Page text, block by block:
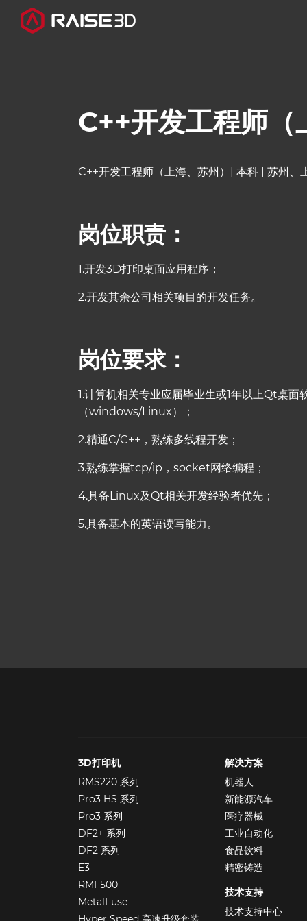
C++开发工程师（
C++开发工程师（上海、苏州）| 本科 | 苏州、
岗位职责：
1.开发3D打印桌面应用程序；
2.开发其余公司相关项目的开发任务。
岗位要求：
1.计算机相关专业应届毕业生或1年以上Qt桌面
（windows/Linux）；
2.精通C/C++，熟练多线程开发；
3.熟练掌握tcp/ip，socket网络编程；
4.具备Linux及Qt相关开发经验者优先；
5.具备基本的英语读写能力。
3D打印机
RMS220 系列
Pro3 HS 系列
Pro3 系列
DF2+ 系列
DF2 系列
E3
RMF500
MetalFuse
解决方案
机器人
新能源汽车
医疗器械
工业自动化
食品饮料
精密铸造
技术支持
技术支持中心